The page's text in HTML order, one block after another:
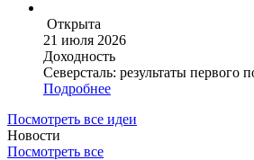
Открыта
21 июля 2026
Доходность
Северсталь: результаты первого
Подробнее
Посмотреть все идеи
Новости
Посмотреть все